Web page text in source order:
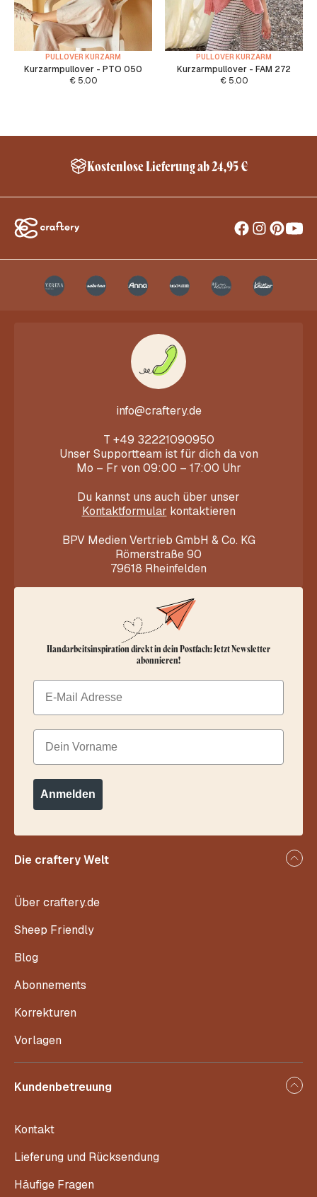
PULLOVER KURZARM
Kurzarmpullover - PTO 050
€5.00
PULLOVER KURZARM
Kurzarmpullover - FAM 272
€5.00
Kostenlose Lieferung ab 24,95 €
info@craftery.de
T +49 32221090950
Unser Supportteam ist für dich da von
Mo – Fr von 09:00 – 17:00 Uhr
Du kannst uns auch über unser
Kontaktformular kontaktieren
BPV Medien Vertrieb GmbH & Co. KG
Römerstraße 90
79618 Rheinfelden
Die craftery Welt
Über craftery.de
Sheep Friendly
Blog
Abonnements
Korrekturen
Vorlagen
Kundenbetreuung
Kontakt
Lieferung und Rücksendung
Häufige Fragen
Handarbeitsinspiration direkt in dein Postfach: Jetzt Newsletter
abonnieren!
Email
Dein Vorname
Anmelden